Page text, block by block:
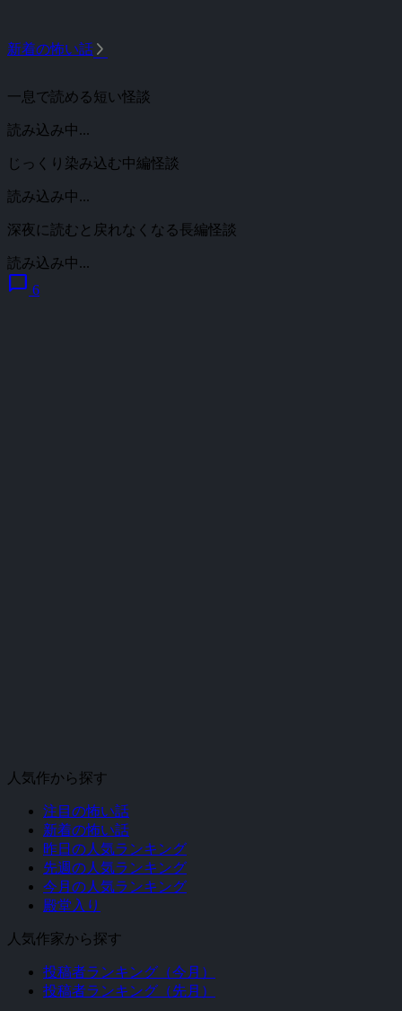
新着の怖い話 arrow_forward_ios
一息で読める短い怪談
読み込み中...
じっくり染み込む中編怪談
読み込み中...
深夜に読むと戻れなくなる長編怪談
読み込み中...
chat_bubble 6
人気作から探す
注目の怖い話
新着の怖い話
昨日の人気ランキング
先週の人気ランキング
今月の人気ランキング
殿堂入り
人気作家から探す
投稿者ランキング（今月）
投稿者ランキング（先月）